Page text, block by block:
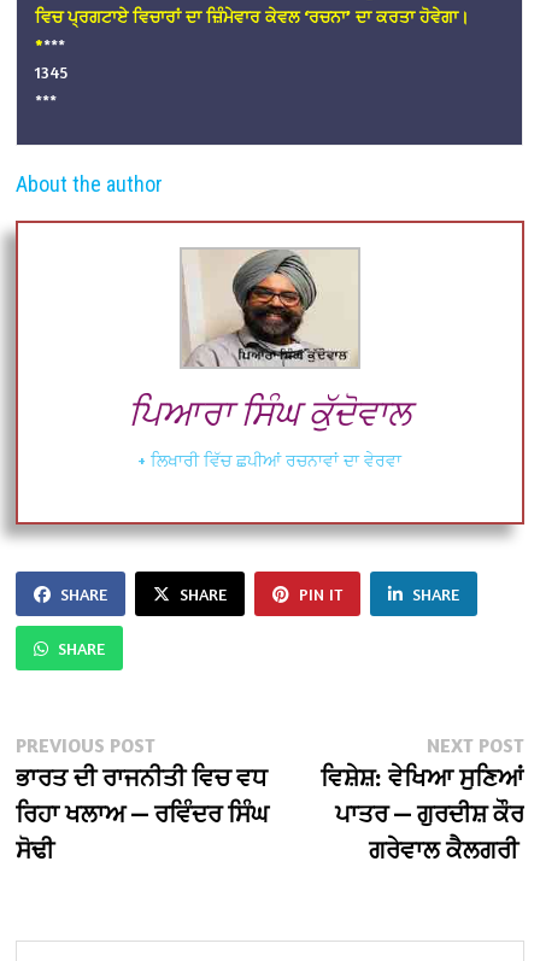
ਵਿਚ ਪ੍ਰਗਟਾਏ ਵਿਚਾਰਾਂ ਦਾ ਜ਼ਿੰਮੇਵਾਰ ਕੇਵਲ ‘ਰਚਨਾ’ ਦਾ ਕਰਤਾ ਹੋਵੇਗਾ।
****
1345
***
About the author
ਪਿਆਰਾ ਸਿੰਘ ਕੁੱਦੋਵਾਲ
+ ਲਿਖਾਰੀ ਵਿੱਚ ਛਪੀਆਂ ਰਚਨਾਵਾਂ ਦਾ ਵੇਰਵਾ
SHARE SHARE PIN IT SHARE
SHARE
Post
navigation
PREVIOUS POSTPrevious
post:
ਭਾਰਤ ਦੀ ਰਾਜਨੀਤੀ ਵਿਚ ਵਧ
ਰਿਹਾ ਖਲਾਅ — ਰਵਿੰਦਰ ਸਿੰਘ
ਸੋਢੀ
NEXT POST
ਵਿਸ਼ੇਸ਼: ਵੇਖਿਆ ਸੁਣਿਆਂ
ਪਾਤਰ — ਗੁਰਦੀਸ਼ ਕੌਰ
ਗਰੇਵਾਲ ਕੈਲਗਰੀ